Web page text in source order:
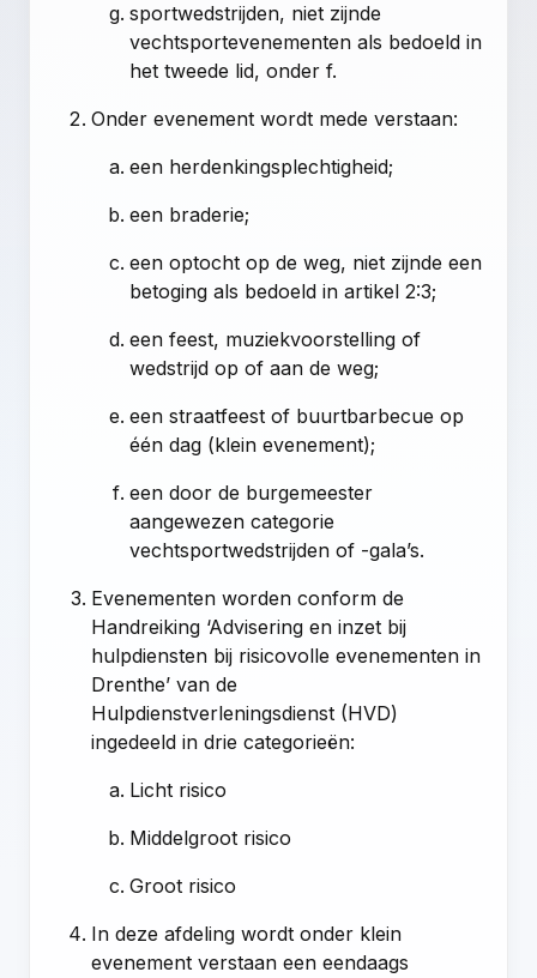
sportwedstrijden, niet zijnde
vechtsportevenementen als bedoeld in
het tweede lid, onder f.
Onder evenement wordt mede verstaan:
een herdenkingsplechtigheid;
een braderie;
een optocht op de weg, niet zijnde een
betoging als bedoeld in artikel 2:3;
een feest, muziekvoorstelling of
wedstrijd op of aan de weg;
een straatfeest of buurtbarbecue op
één dag (klein evenement);
een door de burgemeester
aangewezen categorie
vechtsportwedstrijden of -gala’s.
Evenementen worden conform de
Handreiking ‘Advisering en inzet bij
hulpdiensten bij risicovolle evenementen in
Drenthe’ van de
Hulpdienstverleningsdienst (HVD)
ingedeeld in drie categorieën:
Licht risico
Middelgroot risico
Groot risico
In deze afdeling wordt onder klein
evenement verstaan een eendaags